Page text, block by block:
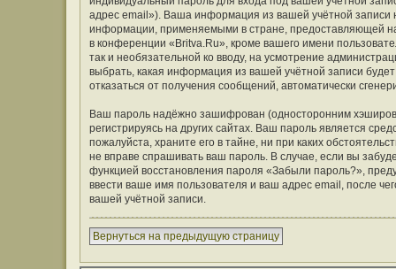
адрес email»). Ваша информация из вашей учётной
информации, применяемыми в стране, предоставляющей
в конференции «Britva.Ru», кроме вашего имени
так и необязательной ко вводу, на усмотрение
выбрать, какая информация из вашей учётной записи
отказаться от получения сообщений, автоматически
Ваш пароль надёжно зашифрован (односторонним
регистрируясь на других сайтах. Ваш пароль является
пожалуйста, храните его в тайне, ни при каких
не вправе спрашивать ваш пароль. В случае, если вы
функцией восстановления пароля «Забыли пароль?»,
ввести ваше имя пользователя и ваш адрес email, после
вашей учётной записи.
Вернуться на предыдущую страницу